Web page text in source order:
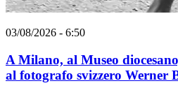
03/08/2026 - 6:50
A Milano, al Museo
al fotografo svizzero Werner